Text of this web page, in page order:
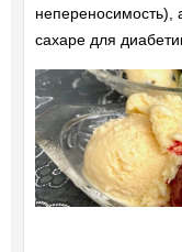
непереносимость),
сахаре для